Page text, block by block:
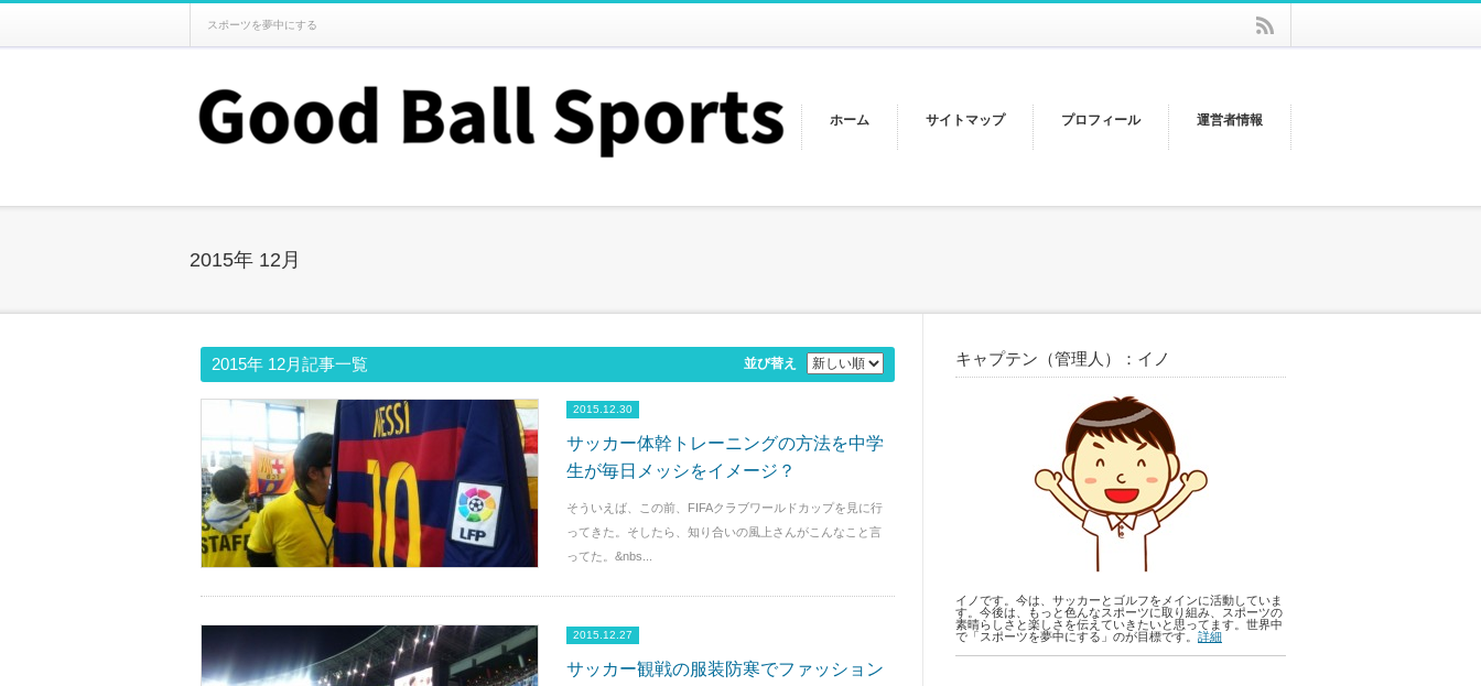
スポーツを夢中にする
ホーム サイトマップ プロフィール 運営者情報
2015年 12月
2015年 12月記事一覧 並び替え
2015.12.30
サッカー体幹トレーニングの方法を中学
生が毎日メッシをイメージ？
そういえば、この前、FIFAクラブワールドカップを見に行
ってきた。そしたら、知り合いの風上さんがこんなこと言
ってた。&nbs...
2015.12.27
サッカー観戦の服装防寒でファッション
キャプテン（管理人）：イノ
イノです。今は、サッカーとゴルフをメインに活動していま
す。今後は、もっと色んなスポーツに取り組み、スポーツの
素晴らしさと楽しさを伝えていきたいと思ってます。世界中
で「スポーツを夢中にする」のが目標です。 詳細